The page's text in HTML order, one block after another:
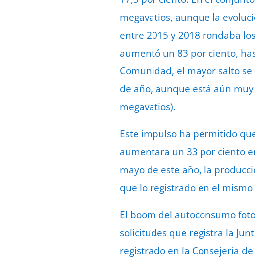
megavatios, aunque la
entre 2015 y 2018 rondaba
aumentó un 83 por ciento,
Comunidad, el mayor salto
de año, aunque está aún
megavatios).
Este impulso ha permitido
aumentara un 33 por ciento
mayo de este año, la
que lo registrado en el
El boom del autoconsumo
solicitudes que registra la
registrado en la Consejería